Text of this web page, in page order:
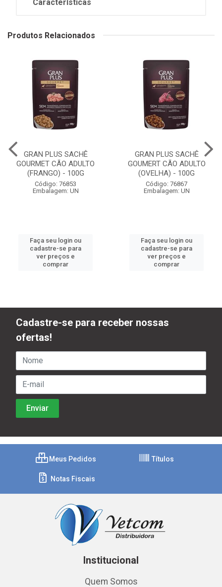
Características
Produtos Relacionados
GRAN PLUS SACHÊ
GOURMET CÃO ADULTO
(FRANGO) - 100G
Código: 76853
Embalagem: UN
Faça seu login ou
cadastre-se para
ver preços e
comprar
GRAN PLUS SACHÊ
GOUMERT CÃO ADULTO
(OVELHA) - 100G
Código: 76867
Embalagem: UN
Faça seu login ou
cadastre-se para
ver preços e
comprar
Cadastre-se para receber nossas
ofertas!
Meus Pedidos Títulos
Notas Fiscais
Institucional
Quem Somos